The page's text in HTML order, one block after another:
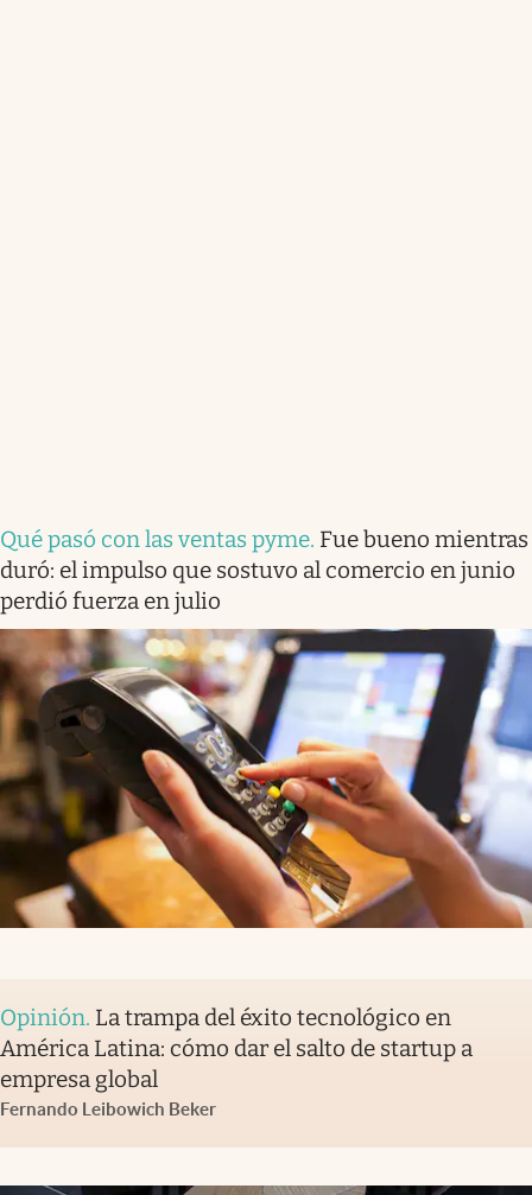
Qué pasó con las ventas pyme. Fue bueno mientras
duró: el impulso que sostuvo al comercio en junio
perdió fuerza en julio
Opinión. La trampa del éxito tecnológico en
América Latina: cómo dar el salto de startup a
empresa global
Fernando Leibowich Beker